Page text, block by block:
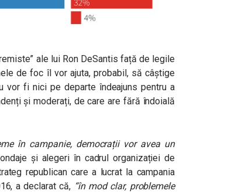
ale lui Ron DeSantis față de legile
de foc îl vor ajuta, probabil, să câștige
vor fi nici pe departe îndeajuns pentru a
și moderați, de care are fără îndoială
în campanie, democrații vor avea un
și alegeri în cadrul organizației de
republican care a lucrat la campania
a declarat că, “în mod clar, problemele